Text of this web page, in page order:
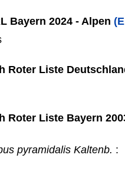
Bayern 2024 - Alpen
Roter Liste
Roter Liste Bayern
pyramidalis Kaltenb. :